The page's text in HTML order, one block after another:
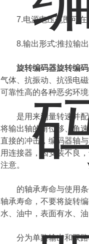
7.电源电压范围可在
8.输出形式:推拉输出
旋转编码器旋转编
气体、抗振动、抗强电
可靠性高的各种恶劣环
是用来测量转速并配
将输出轴的角位移、角
直接的冲击，编码器轴
用连接器，因安装不良
注意。
的轴承寿命与使用条
轴承寿命，不要将旋转
水、油中，表面有水、
分为单路输出和双路